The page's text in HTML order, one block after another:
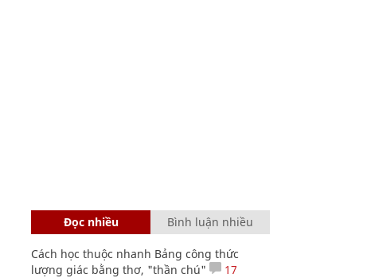
Đọc nhiều Bình luận nhiều
Cách học thuộc nhanh Bảng công thức
lượng giác bằng thơ, "thần chú"
17